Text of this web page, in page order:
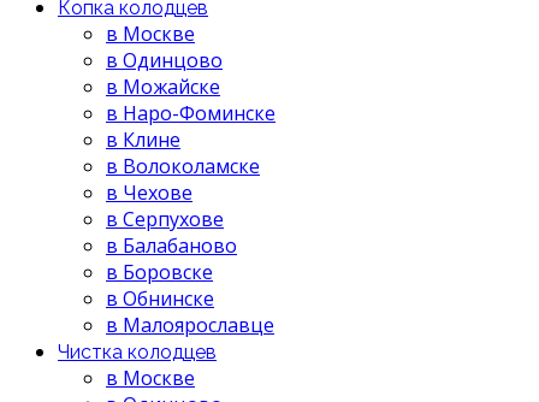
Копка колодцев
в Москве
в Одинцово
в Можайске
в Наро-Фоминске
в Клине
в Волоколамске
в Чехове
в Серпухове
в Балабаново
в Боровске
в Обнинске
в Малоярославце
Чистка колодцев
в Москве